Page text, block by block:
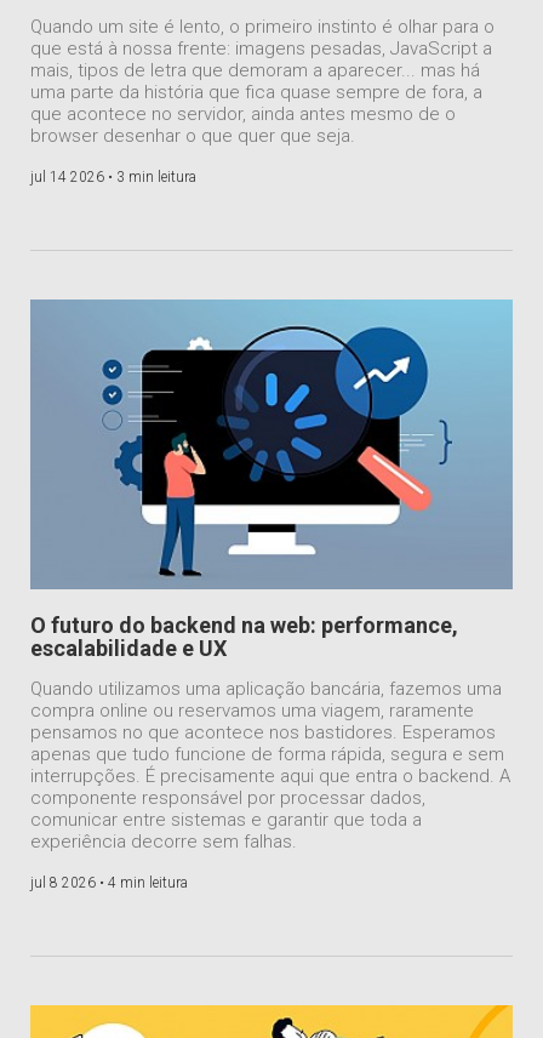
Quando um site é lento, o primeiro instinto é olhar para o
que está à nossa frente: imagens pesadas, JavaScript a
mais, tipos de letra que demoram a aparecer... mas há
uma parte da história que fica quase sempre de fora, a
que acontece no servidor, ainda antes mesmo de o
browser desenhar o que quer que seja.
jul 14 2026 • 3 min leitura
O futuro do backend na web: performance,
escalabilidade e UX
Quando utilizamos uma aplicação bancária, fazemos uma
compra online ou reservamos uma viagem, raramente
pensamos no que acontece nos bastidores. Esperamos
apenas que tudo funcione de forma rápida, segura e sem
interrupções. É precisamente aqui que entra o backend. A
componente responsável por processar dados,
comunicar entre sistemas e garantir que toda a
experiência decorre sem falhas.
jul 8 2026 • 4 min leitura